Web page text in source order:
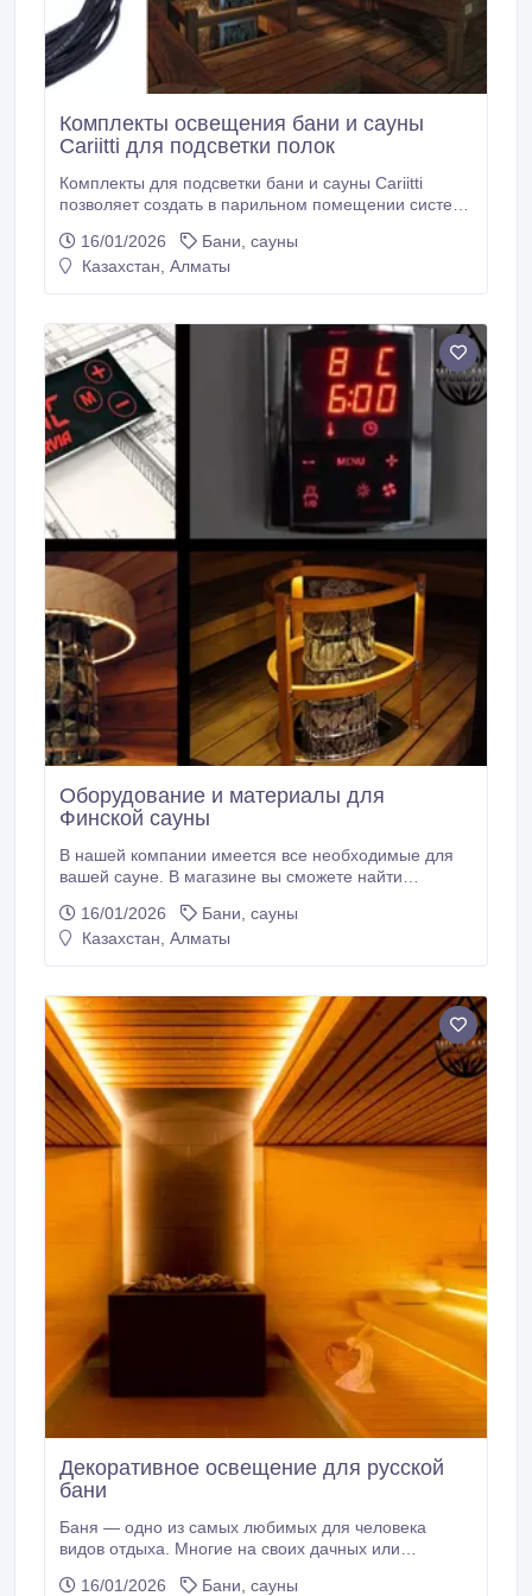
Комплекты освещения бани и сауны
Cariitti для подсветки полок
Комплекты для подсветки бани и сауны Cariitti
позволяет создать в парильном помещении систему
дополнительного освещения. Благодаря ей
пребывание в парильном помещении подарит еще
только на физическое, но и на психологическое
самочувствие.
16/01/2026
Бани, сауны
Казахстан, Алматы
Оборудование и материалы для
Финской сауны
В нашей компании имеется все необходимые для
вашей сауне. В магазине вы сможете найти
электрических печей Harvia, пульты дистанционного
управления, камни для электрических печей. Вам
специалисты с вами свяжутся и ответят на все ваши
вопросы.
16/01/2026
Бани, сауны
Казахстан, Алматы
Декоративное освещение для русской
бани
Баня — одно из самых любимых для человека
видов отдыха. Многие на своих дачных или
процессе стройки решается много задач, от
16/01/2026
Бани, сауны